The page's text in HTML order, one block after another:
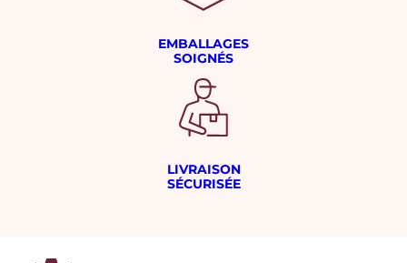
EMBALLAGES
SOIGNÉS
LIVRAISON
SÉCURISÉE